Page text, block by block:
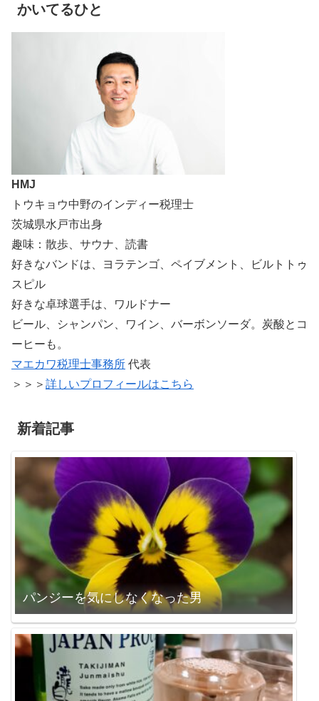
かいてるひと
HMJ
トウキョウ中野のインディー税理士
茨城県水戸市出身
趣味：散歩、サウナ、読書
好きなバンドは、ヨラテンゴ、ペイブメント、ビルトトゥ
スピル
好きな卓球選手は、ワルドナー
ビール、シャンパン、ワイン、バーボンソーダ。炭酸とコ
ーヒーも。
マエカワ税理士事務所 代表
＞＞＞ 詳しいプロフィールはこちら
新着記事
パンジーを気にしなくなった男